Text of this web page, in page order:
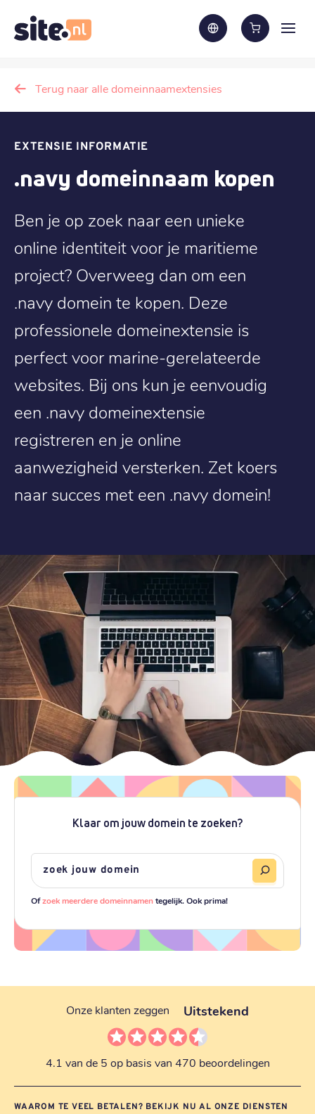
Terug naar alle domeinnaamextensies
EXTENSIE INFORMATIE
.navy domeinnaam kopen
Ben je op zoek naar een unieke
online identiteit voor je maritieme
project? Overweeg dan om een
.navy domein te kopen. Deze
professionele domeinextensie is
perfect voor marine-gerelateerde
websites. Bij ons kun je eenvoudig
een .navy domeinextensie
registreren en je online
aanwezigheid versterken. Zet koers
naar succes met een .navy domein!
Klaar om jouw domein te zoeken?
Ofzoek meerdere domeinnamentegelijk. Ook prima!
Onze klanten zeggen Uitstekend
4.1 van de 5 op basis van 470 beoordelingen
WAAROM TE VEEL BETALEN? BEKIJK NU AL ONZE DIENSTEN